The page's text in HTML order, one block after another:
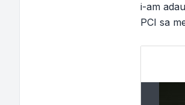
i-am
PCI sa